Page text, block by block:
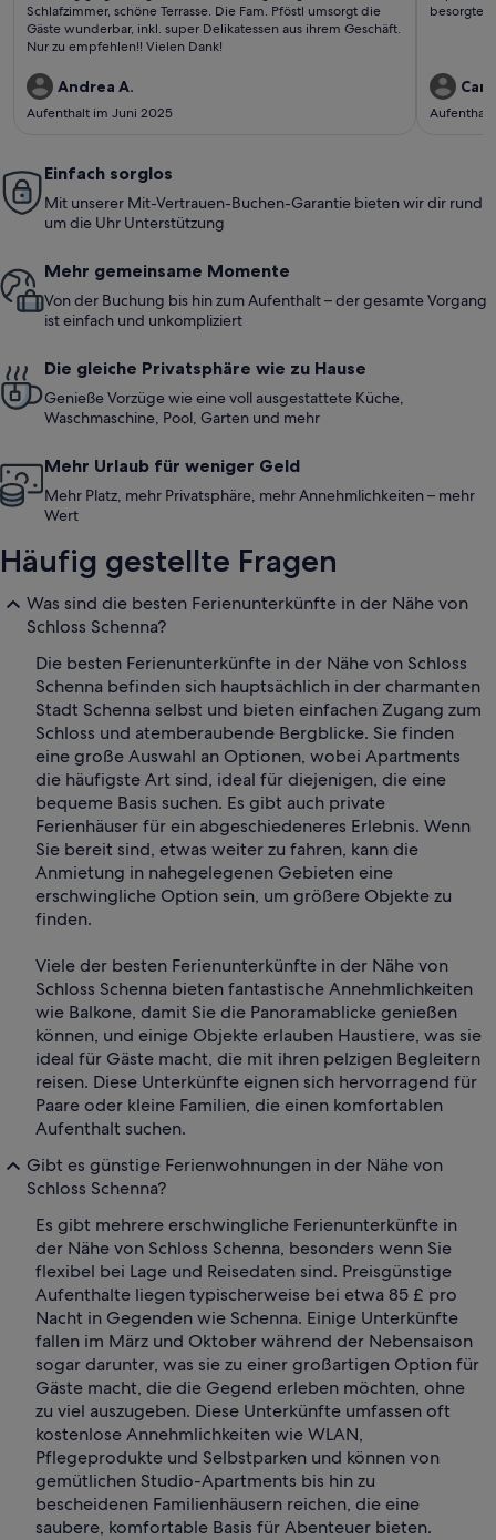
bewertungen)
Schlafzimmer, schöne Terrasse. Die Fam. Pföstl umsorgt die
Gäste wunderbar, inkl. super Delikatessen aus ihrem Geschäft.
Nur zu empfehlen!! Vielen Dank!
Andrea A.
Aufenthalt im Juni 2025
besorgte
Einfach sorglos
Mit unserer Mit-Vertrauen-Buchen-Garantie bieten wir dir rund
um die Uhr Unterstützung
Mehr gemeinsame Momente
Von der Buchung bis hin zum Aufenthalt – der gesamte Vorgang
ist einfach und unkompliziert
Die gleiche Privatsphäre wie zu Hause
Genieße Vorzüge wie eine voll ausgestattete Küche,
Waschmaschine, Pool, Garten und mehr
Mehr Urlaub für weniger Geld
Mehr Platz, mehr Privatsphäre, mehr Annehmlichkeiten – mehr
Wert
Häufig gestellte Fragen
Was sind die besten Ferienunterkünfte in der Nähe von
Schloss Schenna?
Die besten Ferienunterkünfte in der Nähe von Schloss
Schenna befinden sich hauptsächlich in der charmanten
Stadt Schenna selbst und bieten einfachen Zugang zum
Schloss und atemberaubende Bergblicke. Sie finden
eine große Auswahl an Optionen, wobei Apartments
die häufigste Art sind, ideal für diejenigen, die eine
bequeme Basis suchen. Es gibt auch private
Ferienhäuser für ein abgeschiedeneres Erlebnis. Wenn
Sie bereit sind, etwas weiter zu fahren, kann die
Anmietung in nahegelegenen Gebieten eine
erschwingliche Option sein, um größere Objekte zu
finden.
Viele der besten Ferienunterkünfte in der Nähe von
Schloss Schenna bieten fantastische Annehmlichkeiten
wie Balkone, damit Sie die Panoramablicke genießen
können, und einige Objekte erlauben Haustiere, was sie
ideal für Gäste macht, die mit ihren pelzigen Begleitern
reisen. Diese Unterkünfte eignen sich hervorragend für
Paare oder kleine Familien, die einen komfortablen
Aufenthalt suchen.
Gibt es günstige Ferienwohnungen in der Nähe von
Schloss Schenna?
Es gibt mehrere erschwingliche Ferienunterkünfte in
der Nähe von Schloss Schenna, besonders wenn Sie
flexibel bei Lage und Reisedaten sind. Preisgünstige
Aufenthalte liegen typischerweise bei etwa 85 £ pro
Nacht in Gegenden wie Schenna. Einige Unterkünfte
fallen im März und Oktober während der Nebensaison
sogar darunter, was sie zu einer großartigen Option für
Gäste macht, die die Gegend erleben möchten, ohne
zu viel auszugeben. Diese Unterkünfte umfassen oft
kostenlose Annehmlichkeiten wie WLAN,
Pflegeprodukte und Selbstparken und können von
gemütlichen Studio-Apartments bis hin zu
bescheidenen Familienhäusern reichen, die eine
saubere, komfortable Basis für Abenteuer bieten.